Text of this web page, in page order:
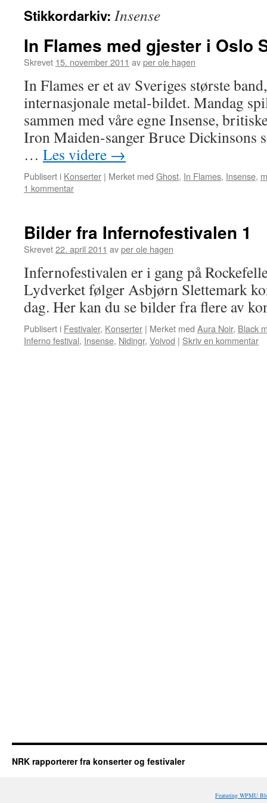
innhold
Stikkordarkiv: Insense
In Flames med gjester i Oslo
Skrevet 15. november 2011 avper ole hagen
In Flames er et av Sveriges største
internasjonale metal-bildet. Mandag
sammen med våre egne Insense,
Iron Maiden-sanger Bruce Dickinsons
… Les videre →
Publisert i Konserter | Merket med Ghost, In Flames, Insense,
1 kommentar
Bilder fra Infernofestivalen 1
Skrevet22. april 2011 avper ole hagen
Infernofestivalen er i gang på
Lydverket følger Asbjørn Slettemark
dag. Her kan du se bilder fra flere av
Publisert i Festivaler, Konserter | Merket med Aura Noir, Black
Inferno festival, Insense, Nidingr, Voivod | Skriv en kommentar
NRK rapporterer fra konserter og festivaler
Featuring WPMU